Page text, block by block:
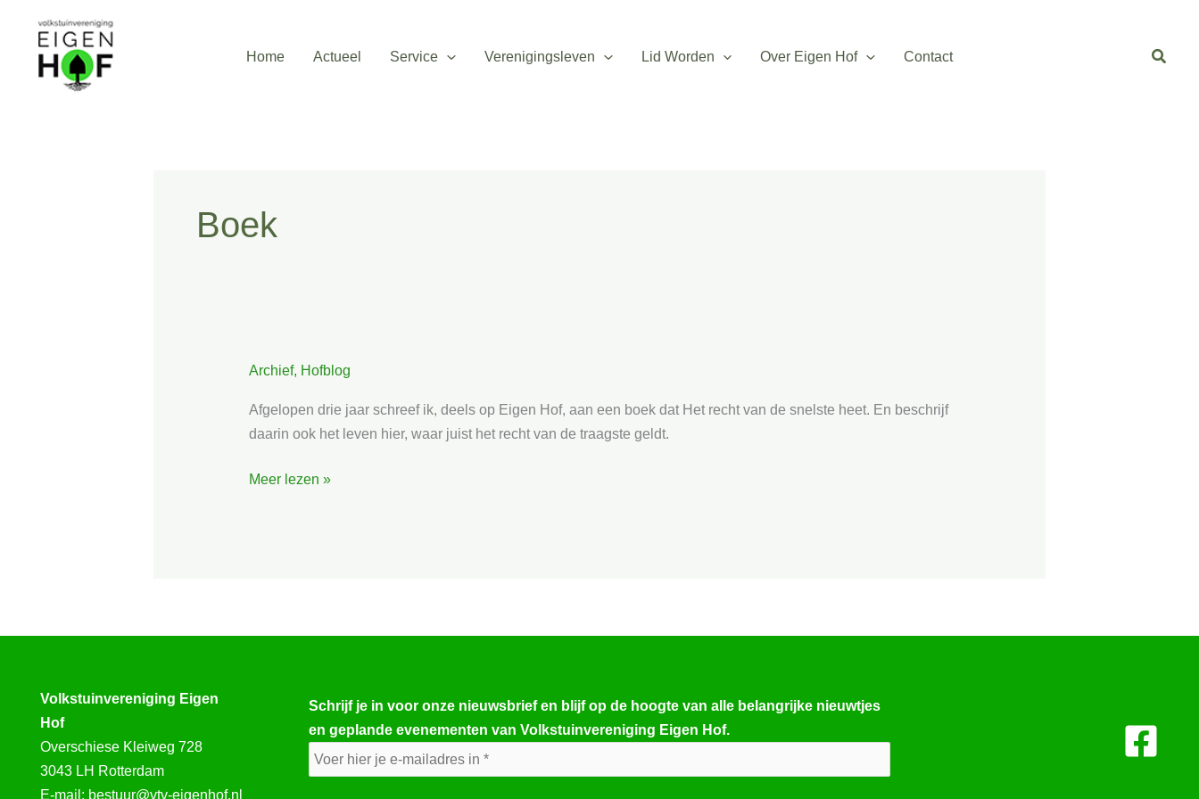
Home Actueel Service Verenigingsleven Lid Worden Over Eigen Hof Contact
Boek
Archief, Hofblog
Afgelopen drie jaar schreef ik, deels op Eigen Hof, aan een boek dat Het recht van de snelste heet. En beschrijf
daarin ook het leven hier, waar juist het recht van de traagste geldt.
Het
van
de
Meer lezen »
Volkstuinvereniging Eigen
Hof
Overschiese Kleiweg 728
3043 LH Rotterdam
E-mail: bestuur@vtv-eigenhof.nl
Schrijf je in voor onze nieuwsbrief en blijf op de hoogte van alle belangrijke nieuwtjes
en geplande evenementen van Volkstuinvereniging Eigen Hof.